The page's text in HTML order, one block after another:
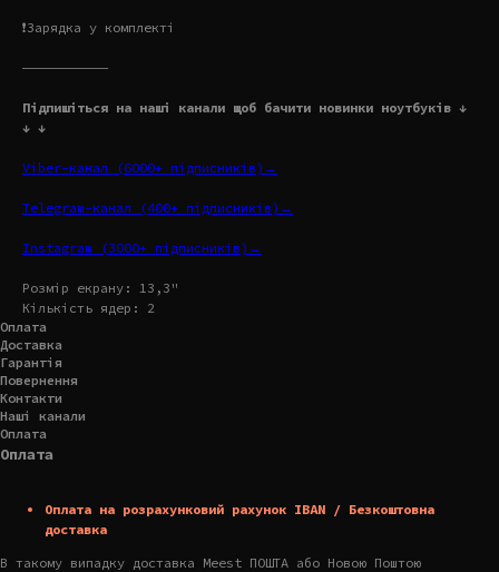
❗️Зарядка у комплекті
———————————
Підпишіться на наші канали щоб бачити новинки ноутбуків ↓
↓ ↓
Viber-канал (6000+ підписників)→
Telegram-канал (400+ підписників)→
Instagram (3000+ підписників)→
Розмір екрану: 13,3"
Кількість ядер: 2
Оплата
Доставка
Гарантія
Повернення
Контакти
Наші канали
Оплата
Оплата
Оплата на розрахунковий рахунок IBAN / Безкоштовна
доставка
В такому випадку доставка Meest ПОШТА або Новою Поштою